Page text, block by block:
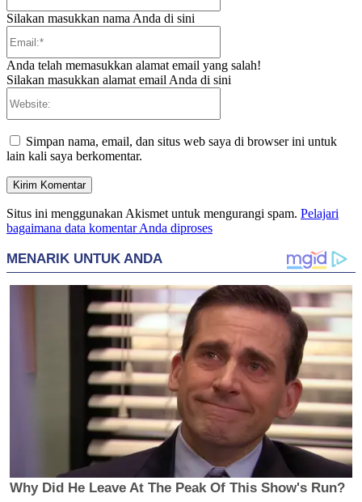
Silakan masukkan nama Anda di sini
Anda telah memasukkan alamat email yang salah!
Silakan masukkan alamat email Anda di sini
Simpan nama, email, dan situs web saya di browser ini untuk
lain kali saya berkomentar.
Situs ini menggunakan Akismet untuk mengurangi spam. Pelajari
bagaimana data komentar Anda diproses